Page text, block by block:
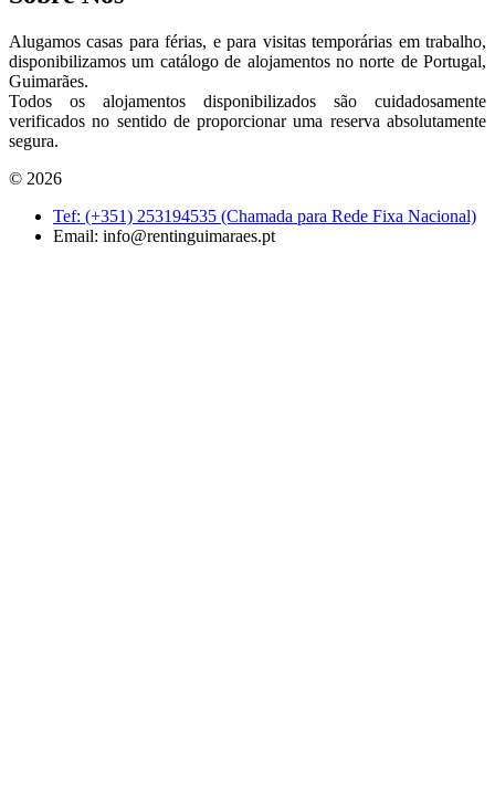
Alugamos casas para férias, e para visitas temporárias em trabalho,
disponibilizamos um catálogo de alojamentos no norte de Portugal,
Guimarães.
Todos os alojamentos disponibilizados são cuidadosamente
verificados no sentido de proporcionar uma reserva absolutamente
segura.
© 2026
Tef: (+351) 253194535 (Chamada para Rede Fixa Nacional)
Email: info@rentinguimaraes.pt